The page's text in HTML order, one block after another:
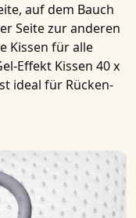
auf dem Bauch
Seite zur anderen
Kissen für alle
Effekt Kissen 40 x
ideal für Rücken-